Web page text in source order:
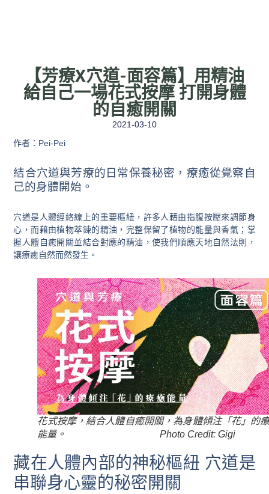
【芳療X穴道-面容篇】用精油
給自己一場花式按摩 打開身體
的自癒開關
2021-03-10
作者：Pei-Pei
結合穴道與芳療的日常保養秘密，療癒從覺察自
己的身體開始。
穴道是人體經絡線上的重要樞紐，許多人藉由指腹按壓來調節身
心，而藉由植物萃鍊的精油，完整保留了植物的能量與香氣；掌
握人體自癒開關並結合對應的精油，使我們順應天地自然法則，
讓療癒自然而然發生。
花式按摩，結合人體自癒開關，為身體傾注「花」的
能量。 Photo Credit: Gigi
藏在人體內部的神秘樞紐 穴道是
串聯身心靈的秘密開關